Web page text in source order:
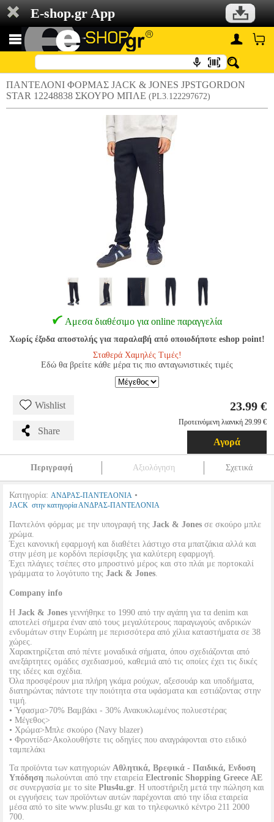
E-shop.gr App
ΠΑΝΤΕΛΟΝΙ ΦΟΡΜΑΣ JACK & JONES JPSTGORDON
STAR 12248838 ΣΚΟΥΡΟ ΜΠΛΕ (PL3.122297672)
Αμεσα διαθέσιμο για online παραγγελία
Χωρίς έξοδα αποστολής για παραλαβή από οποιοδήποτε eshop point!
Σταθερά Χαμηλές Τιμές!
Εδώ θα βρείτε κάθε μέρα τις πιο ανταγωνιστικές τιμές
Wishlist
Share
23.99 €
Προτεινόμενη λιανική 29.99 €
Αγορά
Περιγραφή Αξιολόγηση Σχετικά
Κατηγορία: ΑΝΔΡΑΣ-ΠΑΝΤΕΛΟΝΙΑ •
JACK στην κατηγορία ΑΝΔΡΑΣ-ΠΑΝΤΕΛΟΝΙΑ
Παντελόνι φόρμας με την υπογραφή της Jack & Jones σε σκούρο μπλε
χρώμα.
Έχει κανονική εφαρμογή και διαθέτει λάστιχο στα μπατζάκια αλλά και
στην μέση με κορδόνι περίσφιξης για καλύτερη εφαρμογή.
Έχει πλάγιες τσέπες στο μπροστινό μέρος και στο πλάι με πορτοκαλί
γράμματα το λογότυπο της Jack & Jones.
Company info
Η Jack & Jones γεννήθηκε το 1990 από την αγάπη για τα denim και
αποτελεί σήμερα έναν από τους μεγαλύτερους παραγωγούς ανδρικών
ενδυμάτων στην Ευρώπη με περισσότερα από χίλια καταστήματα σε 38
χώρες.
Χαρακτηρίζεται από πέντε μοναδικά σήματα, όπου σχεδιάζονται από
ανεξάρτητες ομάδες σχεδιασμού, καθεμιά από τις οποίες έχει τις δικές
της ιδέες και σχέδια.
Όλα προσφέρουν μια πλήρη γκάμα ρούχων, αξεσουάρ και υποδήματα,
διατηρώντας πάντοτε την ποιότητα στα υφάσματα και εστιάζοντας στην
τιμή.
• Ύφασμα>70% Βαμβάκι - 30% Ανακυκλωμένος πολυεστέρας
• Μέγεθος>
• Χρώμα>Μπλε σκούρο (Navy blazer)
• Φροντίδα>Ακολουθήστε τις οδηγίες που αναγράφονται στο ειδικό
ταμπελάκι
Τα προϊόντα των κατηγοριών Αθλητικά, Βρεφικά - Παιδικά, Ενδυση
Υπόδηση πωλούνται από την εταιρεία Electronic Shopping Greece ΑΕ
σε συνεργασία με το site Plus4u.gr. Η υποστήριξη μετά την πώληση και
οι εγγυήσεις των προϊόντων αυτών παρέχονται από την ίδια εταιρεία
μέσα από το site www.plus4u.gr και το τηλεφωνικό κέντρο 211 2000
700.